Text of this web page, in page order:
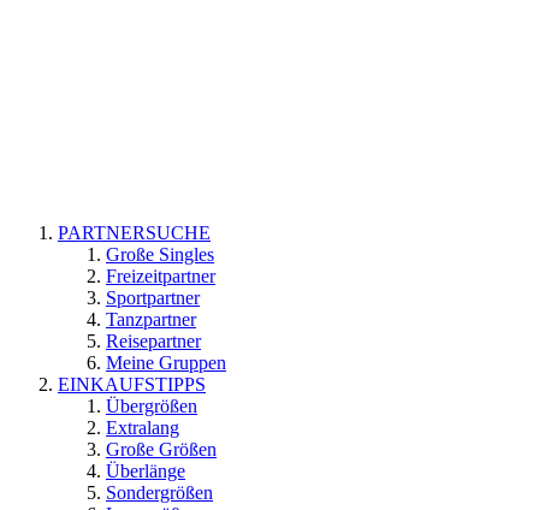
PARTNERSUCHE
Große Singles
Freizeitpartner
Sportpartner
Tanzpartner
Reisepartner
Meine Gruppen
EINKAUFSTIPPS
Übergrößen
Extralang
Große Größen
Überlänge
Sondergrößen